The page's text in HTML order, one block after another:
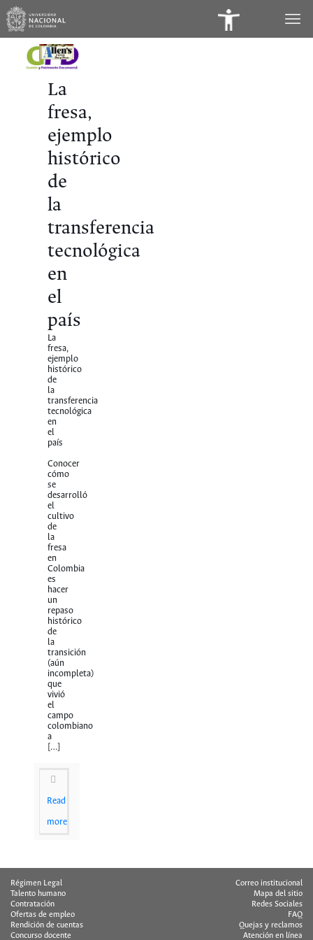
La
fresa,
ejemplo
histórico
de
la
transferencia
tecnológica
en
el
país
La
fresa,
ejemplo
histórico
de
la
transferencia
tecnológica
en
el
país
Conocer
cómo
se
desarrolló
el
cultivo
de
la
fresa
en
Colombia
es
hacer
un
repaso
histórico
de
la
transición
(aún
incompleta)
que
vivió
el
campo
colombiano
a
[…]
Read
more
Régimen Legal
Talento humano
Contratación
Ofertas de empleo
Rendición de cuentas
Concurso docente
Correo institucional
Mapa del sitio
Redes Sociales
FAQ
Quejas y reclamos
Atención en línea